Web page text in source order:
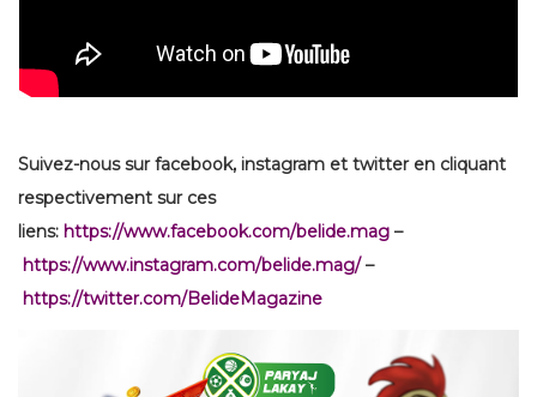
Suivez-nous sur facebook, instagram et twitter en cliquant
respectivement sur ces
liens: https://www.facebook.com/belide.mag –
https://www.instagram.com/belide.mag/–
https://twitter.com/BelideMagazine